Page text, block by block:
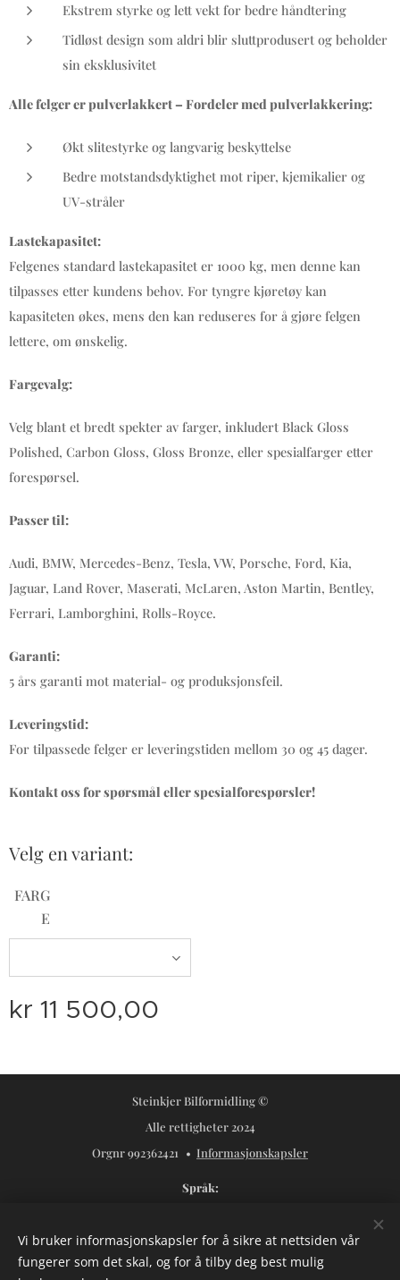
Ekstrem styrke og lett vekt for bedre håndtering
Tidløst design som aldri blir sluttprodusert og beholder
sin eksklusivitet
Alle felger er pulverlakkert – Fordeler med pulverlakkering:
Økt slitestyrke og langvarig beskyttelse
Bedre motstandsdyktighet mot riper, kjemikalier og
UV-stråler
Lastekapasitet:
Felgenes standard lastekapasitet er 1000 kg, men denne kan
tilpasses etter kundens behov. For tyngre kjøretøy kan
kapasiteten økes, mens den kan reduseres for å gjøre felgen
lettere, om ønskelig.
Fargevalg:
Velg blant et bredt spekter av farger, inkludert Black Gloss
Polished, Carbon Gloss, Gloss Bronze, eller spesialfarger etter
forespørsel.
Passer til:
Audi, BMW, Mercedes-Benz, Tesla, VW, Porsche, Ford, Kia,
Jaguar, Land Rover, Maserati, McLaren, Aston Martin, Bentley,
Ferrari, Lamborghini, Rolls-Royce.
Garanti:
5 års garanti mot material- og produksjonsfeil.
Leveringstid:
For tilpassede felger er leveringstiden mellom 30 og 45 dager.
Kontakt oss for spørsmål eller spesialforespørsler!
Velg en variant:
FARG
E
kr 11 500,00
Steinkjer Bilformidling ©
Alle rettigheter 2024
Orgnr 992362421
Informasjonskapsler
Språk
Valuta
NOK kr
USD $ SEK kr
Vi bruker informasjonskapsler for å sikre at nettsiden vår
fungerer som det skal, og for å tilby deg best mulig